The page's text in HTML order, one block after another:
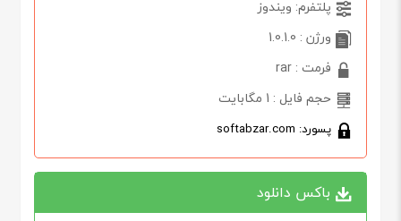
پلتفرم: ویندوز
ورژن : 1.0.1.0
فرمت : rar
حجم فایل : 1 مگابایت
پسورد: softabzar.com
باکس دانلود